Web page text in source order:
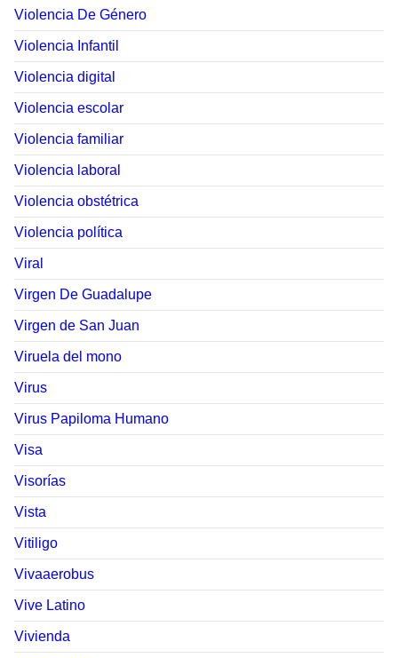
Violencia De Género
Violencia Infantil
Violencia digital
Violencia escolar
Violencia familiar
Violencia laboral
Violencia obstétrica
Violencia política
Viral
Virgen De Guadalupe
Virgen de San Juan
Viruela del mono
Virus
Virus Papiloma Humano
Visa
Visorías
Vista
Vitiligo
Vivaaerobus
Vive Latino
Vivienda